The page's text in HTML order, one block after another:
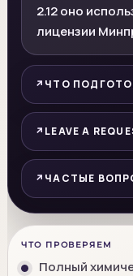
2.12 оно
лицензии
ЧТО
LEAVE A
ЧАСТЫЕ
ЧТО ПРОВЕРЯЕМ
Полный